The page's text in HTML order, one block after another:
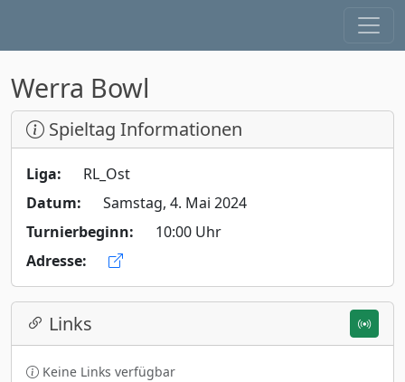
Werra Bowl
Spieltag Informationen
Liga:
RL_Ost
Datum:
Samstag, 4. Mai 2024
Turnierbeginn:
10:00 Uhr
Adresse:
Links
Keine Links verfügbar